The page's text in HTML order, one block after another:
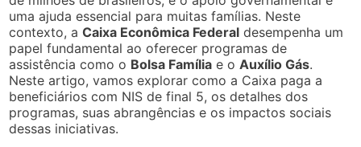
uma ajuda essencial para muitas famílias. Neste
contexto, aCaixa Econômica Federal desempenha um
papel fundamental ao oferecer programas de
assistência como o Bolsa Família e oAuxílio Gás.
Neste artigo, vamos explorar como a Caixa paga a
beneficiários com NIS de final 5, os detalhes dos
programas, suas abrangências e os impactos sociais
dessas iniciativas.